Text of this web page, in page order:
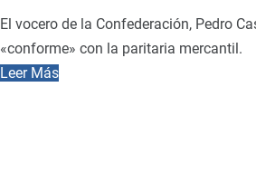
El vocero de la Confederación, Pedro
«conforme» con la paritaria mercantil.
Leer Más